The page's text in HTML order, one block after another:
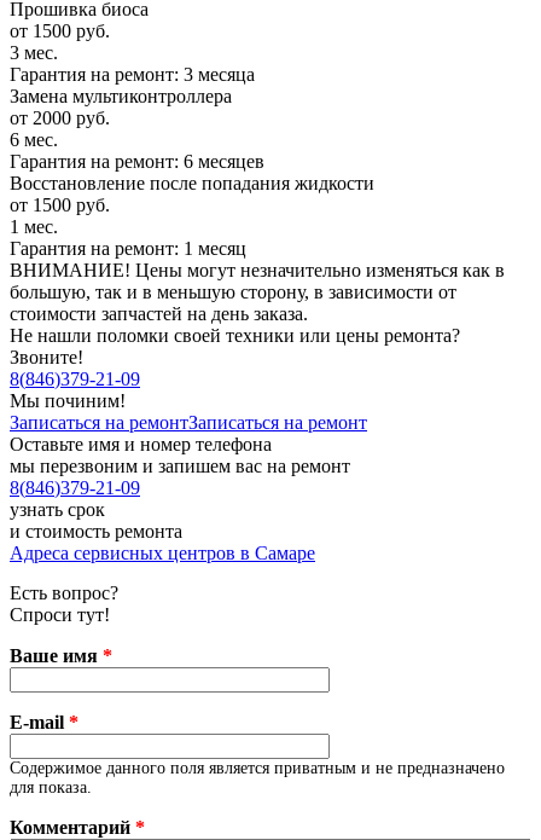
Прошивка биоса
от 1500 руб.
3 мес.
Гарантия на ремонт: 3 месяца
Замена мультиконтроллера
от 2000 руб.
6 мес.
Гарантия на ремонт: 6 месяцев
Восстановление после попадания жидкости
от 1500 руб.
1 мес.
Гарантия на ремонт: 1 месяц
ВНИМАНИЕ! Цены могут незначительно изменяться как в
большую, так и в меньшую сторону, в зависимости от
стоимости запчастей на день заказа.
Не нашли поломки своей техники или цены ремонта?
Звоните!
8(846)379-21-09
Мы починим!
Записаться на ремонтЗаписаться на ремонт
Оставьте имя и номер телефона
мы перезвоним и запишем вас на ремонт
8(846)379-21-09
узнать срок
и стоимость ремонта
Адреса сервисных центров в Самаре
Есть вопрос?
Спроси тут!
Ваше имя *
E-mail *
Содержимое данного поля является приватным и не предназначено
для показа.
Комментарий *